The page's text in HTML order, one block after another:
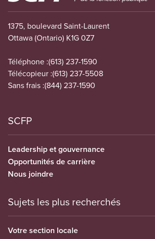
1375, boulevard Saint-Laurent
Ottawa (Ontario) K1G 0Z7
Téléphone :(613) 237-1590
Télécopieur :(613) 237-5508
Sans frais :(844) 237-1590
SCFP
Leadership et gouvernance
Opportunités de carrière
Nous joindre
Sujets les plus recherchés
Votre section locale